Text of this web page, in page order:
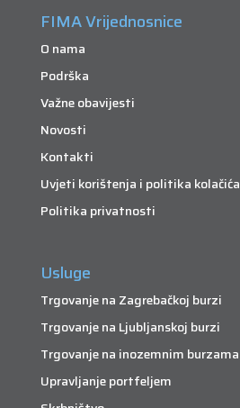
FIMA Vrijednosnice
O nama
Podrška
Važne obavijesti
Novosti
Kontakti
Uvjeti korištenja i politika kolačića
Politika privatnosti
Usluge
Trgovanje na Zagrebačkoj burzi
Trgovanje na Ljubljanskoj burzi
Trgovanje na inozemnim burzama
Upravljanje portfeljem